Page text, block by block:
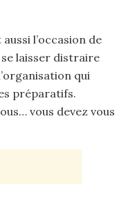
l’occasion de
laisser distraire
qui
préparatifs.
vous devez vous